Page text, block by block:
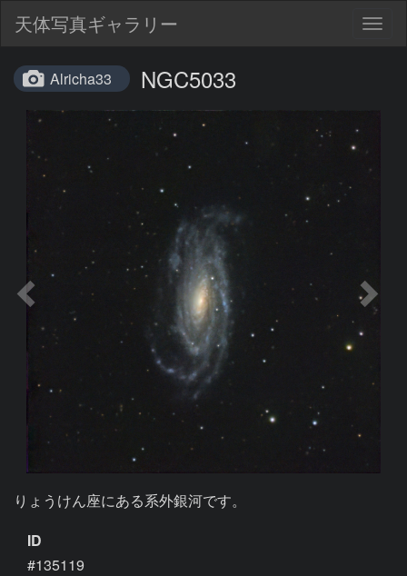
天体写真ギャラリー
Alricha33 NGC5033
りょうけん座にある系外銀河です。
ID
#135119